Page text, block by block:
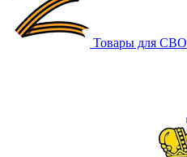
Товары для СВО